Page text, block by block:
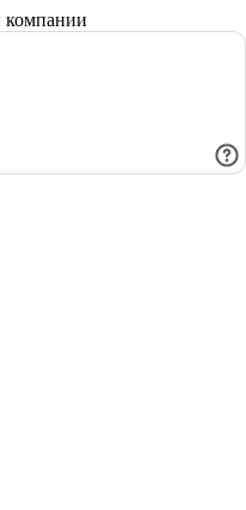
компании